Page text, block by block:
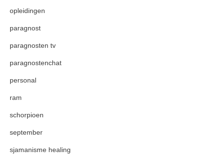
opleidingen
paragnost
paragnosten tv
paragnostenchat
personal
ram
schorpioen
september
sjamanisme healing